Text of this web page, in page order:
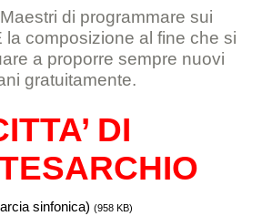
di programmare sui
la composizione al fine che si
a proporre sempre nuovi
gratuitamente.
DI
sinfonica) (958 KB)